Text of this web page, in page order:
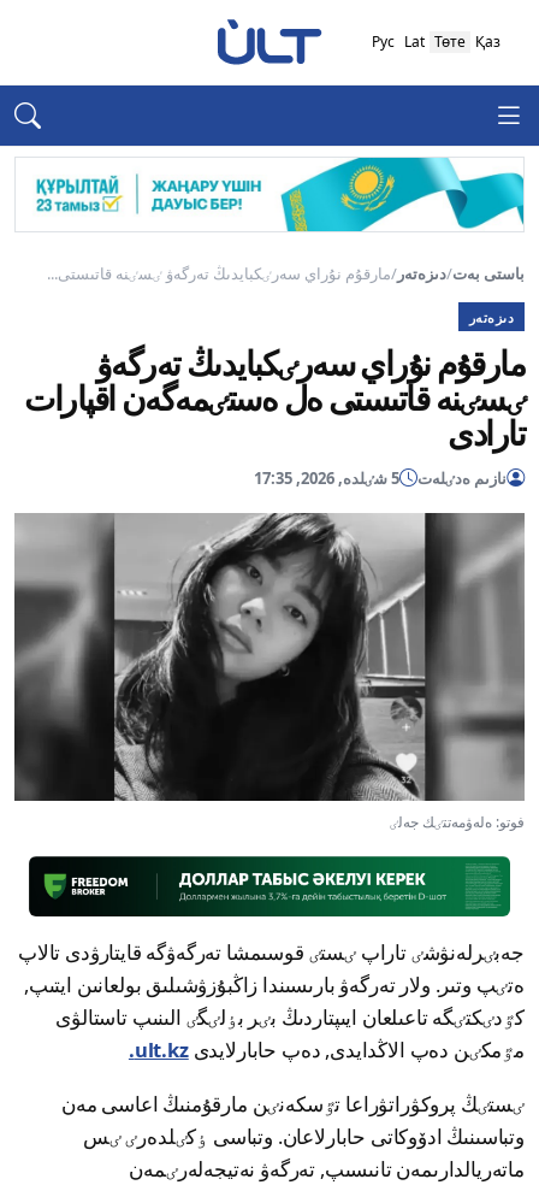
Қаз
Төте
Lat
Рус
باستى بەت/دىزەتەر /مارقۇم نۇراي سەرٸكبايدىڭ تەرگەۋ ٸسٸنە قاتىستى...
دىزەتەر
مارقۇم نۇراي سەرٸكبايدىڭ تەرگەۋ
ٸسٸنە قاتىستى ەل ەستٸمەگەن اقپارات
تارادى
نازىم ەدٸلەت 5 شٸلدە, 2026, 17:35
فوتو: ەلەۋمەتتٸك جەلٸ
جەبٸرلەنۋشٸ تاراپ ٸستٸ قوسىمشا تەرگەۋگە قايتارۋدى تالاپ
ەتٸپ وتىر. ولار تەرگەۋ بارىسىندا زاڭبۇزۋشىلىق بولعانىن ايتىپ,
كٷدٸكتٸگە تاعىلعان ايىپتاردىڭ بٸر بٶلٸگٸ الىنىپ تاستالۋى
مٷمكٸن دەپ الاڭدايدى, دەپ حابارلايدىult.kz.
ٸستٸڭ پروكۋراتۋراعا تٷسكەنٸن مارقۇمنىڭ اعاسى مەن
وتباسىنىڭ ادۆوكاتى حابارلاعان. وتباسى ٶكٸلدەرٸ ٸس
ماتەريالدارىمەن تانىسىپ, تەرگەۋ نەتيجەلەرٸمەن